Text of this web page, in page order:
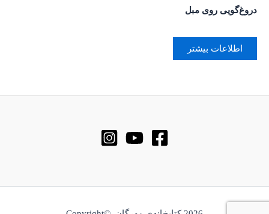
دروغ‌گویی روی مبل
اطلاعات بیشتر